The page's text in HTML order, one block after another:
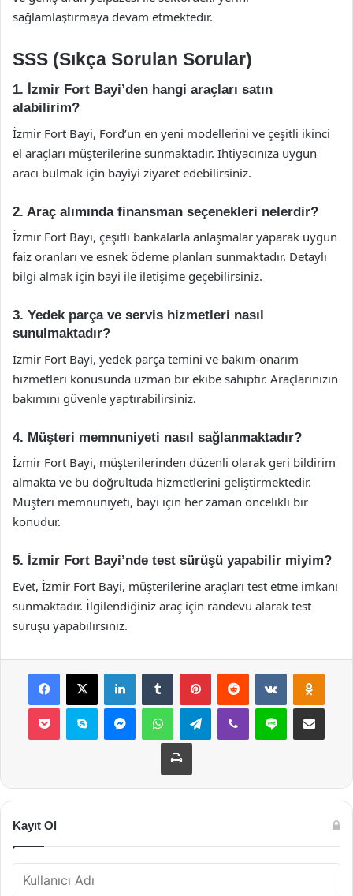
sağlamlaştırmaya devam etmektedir.
SSS (Sıkça Sorulan Sorular)
1. İzmir Fort Bayi’den hangi araçları satın
alabilirim?
İzmir Fort Bayi, Ford’un en yeni modellerini ve çeşitli ikinci
el araçları müşterilerine sunmaktadır. İhtiyacınıza uygun
aracı bulmak için bayiyi ziyaret edebilirsiniz.
2. Araç alımında finansman seçenekleri nelerdir?
İzmir Fort Bayi, çeşitli bankalarla anlaşmalar yaparak uygun
faiz oranları ve esnek ödeme planları sunmaktadır. Detaylı
bilgi almak için bayi ile iletişime geçebilirsiniz.
3. Yedek parça ve servis hizmetleri nasıl
sunulmaktadır?
İzmir Fort Bayi, yedek parça temini ve bakım-onarım
hizmetleri konusunda uzman bir ekibe sahiptir. Araçlarınızın
bakımını güvenle yaptırabilirsiniz.
4. Müşteri memnuniyeti nasıl sağlanmaktadır?
İzmir Fort Bayi, müşterilerinden düzenli olarak geri bildirim
almakta ve bu doğrultuda hizmetlerini geliştirmektedir.
Müşteri memnuniyeti, bayi için her zaman öncelikli bir
konudur.
5. İzmir Fort Bayi’nde test sürüşü yapabilir miyim?
Evet, İzmir Fort Bayi, müşterilerine araçları test etme imkanı
sunmaktadır. İlgilendiğiniz araç için randevu alarak test
sürüşü yapabilirsiniz.
Facebook
X LinkedInTumblr PinterestReddit VKontakte
Pocket Skype MessengerWhatsAppTelegramViber Line E-Posta ile
Yazdır
Kayıt Ol